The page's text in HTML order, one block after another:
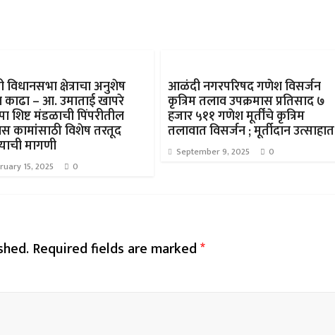
विधानसभा क्षेत्राचा अनुशेष
– आ. उमाताई खापरे
शिष्ट मंडळाची पिंपरीतील
कामांसाठी विशेष तरतूद
मागणी
15, 2025 0
आळंदी नगरपरिषद गणेश विसर्जन
कृत्रिम तलाव उपक्रमास प्रतिसाद ७
हजार ५११ गणेश मूर्तींचे कृत्रिम
तलावात विसर्जन ; मूर्तीदान उत्साहात
September 9, 2025 0
Required fields are marked*